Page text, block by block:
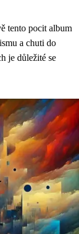
tento pocit album
a chuti do
je důležité se